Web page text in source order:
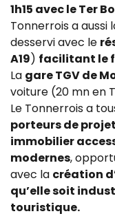
1h15 avec le Ter
Tonnerrois a
desservi avec le
A19) facilitant le
La gare TGV de
voiture (20 mn en
Le Tonnerrois a
porteurs de
immobilier
modernes,
avec la création
qu’elle soit
touristique.